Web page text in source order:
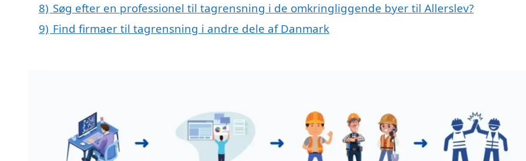
8) Søg efter en professionel til tagrensning i de omkringliggende byer til Allerslev?
9) Find firmaer til tagrensning i andre dele af Danmark